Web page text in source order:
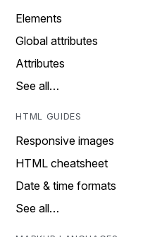
Elements
Global attributes
Attributes
See all…
HTML GUIDES
Responsive images
HTML cheatsheet
Date & time formats
See all…